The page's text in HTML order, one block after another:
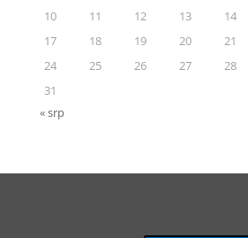
10
11 12 13 14
17
18 19 20 21
24
25 26 27 28
31
« srp